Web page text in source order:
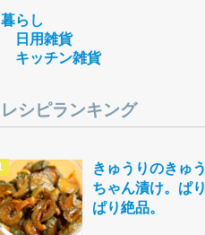
暮らし
日用雑貨
キッチン雑貨
レシピランキング
きゅうりのきゅう
ちゃん漬け。ぱり
ぱり絶品。